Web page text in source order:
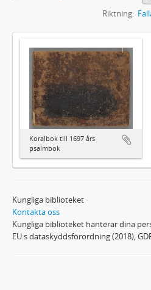
Riktning:
Koralbok till 1697 års
psalmbok
Kungliga biblioteket
Kontakta oss
Kungliga biblioteket hanterar dina
EU:s dataskyddsförordning (2018),